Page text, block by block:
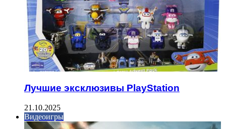
Лучшие эксклюзивы PlayStation
21.10.2025
Видеоигры